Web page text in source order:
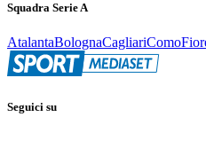
Squadra Serie A
AtalantaBolognaCagliariComo
Seguici su